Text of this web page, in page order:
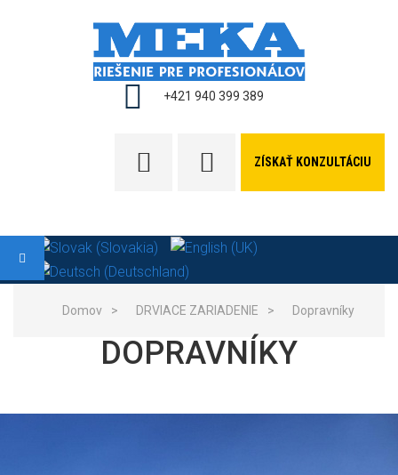
+421 940 399 389
ZÍSKAŤ KONZULTÁCIU
Domov > DRVIACE ZARIADENIE > Dopravníky
DOPRAVNÍKY